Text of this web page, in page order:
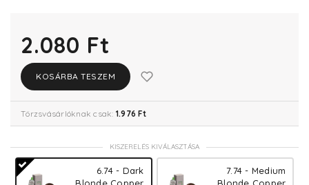
2.080 Ft
KOSÁRBA TESZEM
Törzsvásárlóknak csak: 1.976 Ft
KISZERELÉS KIVÁLASZTÁSA
6.74 - Dark
7.74 - Medium